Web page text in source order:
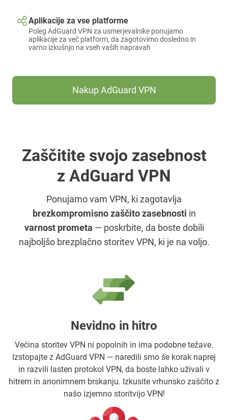
Aplikacije za vse platforme
Poleg AdGuard VPN za usmerjevalnike ponujamo
aplikacije za več platform, da zagotovimo dosledno in
varno izkušnjo na vseh vaših napravah
Nakup AdGuard VPN
Zaščitite svojo zasebnost
z AdGuard VPN
Ponujamo vam VPN, ki zagotavlja
brezkompromisno zaščito zasebnosti in
varnost prometa — poskrbite, da boste dobili
najboljšo brezplačno storitev VPN, ki je na voljo.
Nevidno in hitro
Večina storitev VPN ni popolnih in ima podobne težave.
Izstopajte z AdGuard VPN — naredili smo še korak naprej
in razvili lasten protokol VPN, da boste lahko uživali v
hitrem in anonimnem brskanju. Izkusite vrhunsko zaščito z
našo izjemno storitvijo VPN!